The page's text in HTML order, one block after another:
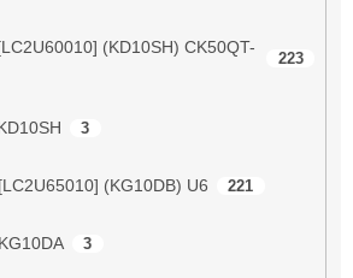
(KD10SH) CK50QT-
223
3
(KG10DB) U6 221
3